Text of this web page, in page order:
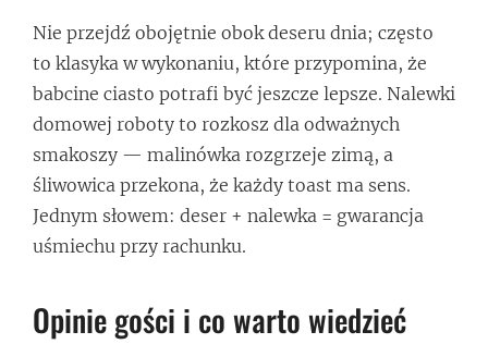
Nie przejdź obojętnie obok deseru dnia; często
to klasyka w wykonaniu, które przypomina, że
babcine ciasto potrafi być jeszcze lepsze. Nalewki
domowej roboty to rozkosz dla odważnych
smakoszy — malinówka rozgrzeje zimą, a
śliwowica przekona, że każdy toast ma sens.
Jednym słowem: deser + nalewka = gwarancja
uśmiechu przy rachunku.
Opinie gości i co warto wiedzieć